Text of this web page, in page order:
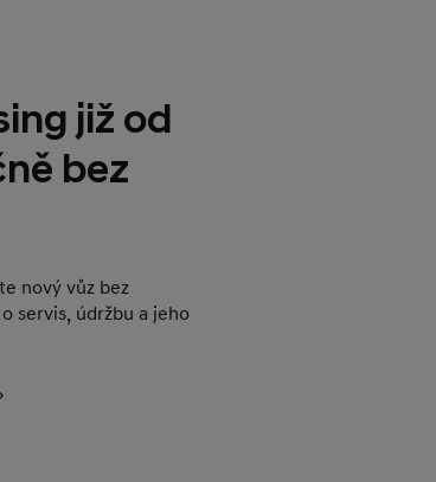
již od
bez
nový vůz bez
servis, údržbu a jeho